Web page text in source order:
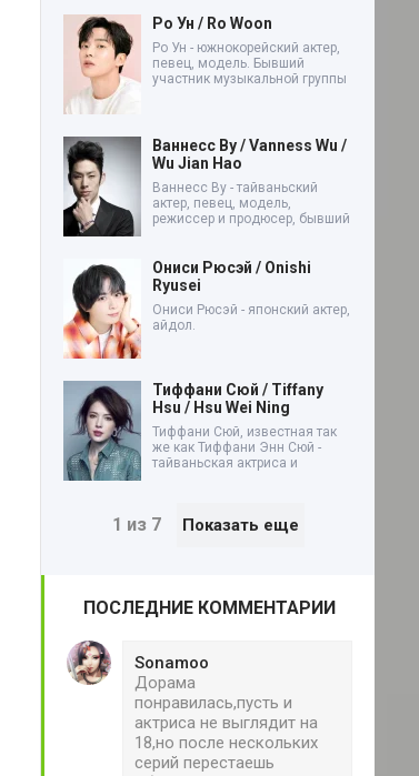
Ро Ун / Ro Woon
Ро Ун - южнокорейский актер,
певец, модель. Бывший
участник музыкальной группы
Ваннесс Ву / Vanness Wu /
Wu Jian Hao
Ваннесс Ву - тайваньский
актер, певец, модель,
режиссер и продюсер, бывший
Ониси Рюсэй / Onishi
Ryusei
Ониси Рюсэй - японский актер,
айдол.
Тиффани Сюй / Tiffany
Hsu / Hsu Wei Ning
Тиффани Сюй, известная так
же как Тиффани Энн Сюй -
тайваньская актриса и
1 из 7 Показать еще
ПОСЛЕДНИЕ КОММЕНТАРИИ
Sonamoo
Дорама
понравилась,пусть и
актриса не выглядит на
18,но после нескольких
серий перестаешь